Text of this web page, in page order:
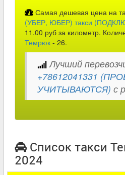
Самая дешевая цена на
(УБЕР, ЮБЕР) такси
11.00 руб за километр.
Темрюк - 26.
Лучший
+78612041331
УЧИТЫВАЮТСЯ) с
Список такси
2024